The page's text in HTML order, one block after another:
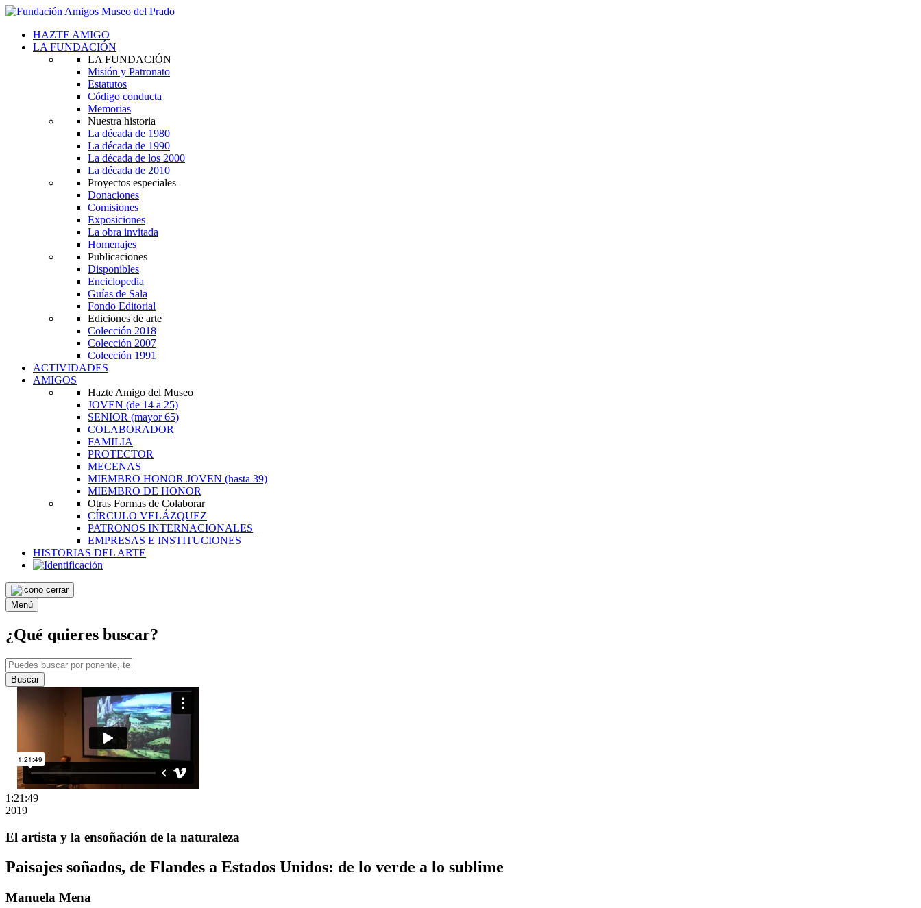
HAZTE AMIGO
LA FUNDACIÓN
LA FUNDACIÓN
Misión y Patronato
Estatutos
Código conducta
Memorias
Nuestra historia
La década de 1980
La década de 1990
La década de los 2000
La década de 2010
Proyectos especiales
Donaciones
Comisiones
Exposiciones
La obra invitada
Homenajes
Publicaciones
Disponibles
Enciclopedia
Guías de Sala
Fondo Editorial
Ediciones de arte
Colección 2018
Colección 2007
Colección 1991
ACTIVIDADES
AMIGOS
Hazte Amigo del Museo
JOVEN (de 14 a 25)
SENIOR (mayor 65)
COLABORADOR
FAMILIA
PROTECTOR
MECENAS
MIEMBRO HONOR JOVEN (hasta 39)
MIEMBRO DE HONOR
Otras Formas de Colaborar
CÍRCULO VELÁZQUEZ
PATRONOS INTERNACIONALES
EMPRESAS E INSTITUCIONES
HISTORIAS DEL ARTE
Menú
¿Qué quieres buscar?
Buscar
1:21:49
2019
El artista y la ensoñación de la naturaleza
Paisajes soñados, de Flandes a Estados Unidos: de lo verde a lo sublime
Manuela Mena